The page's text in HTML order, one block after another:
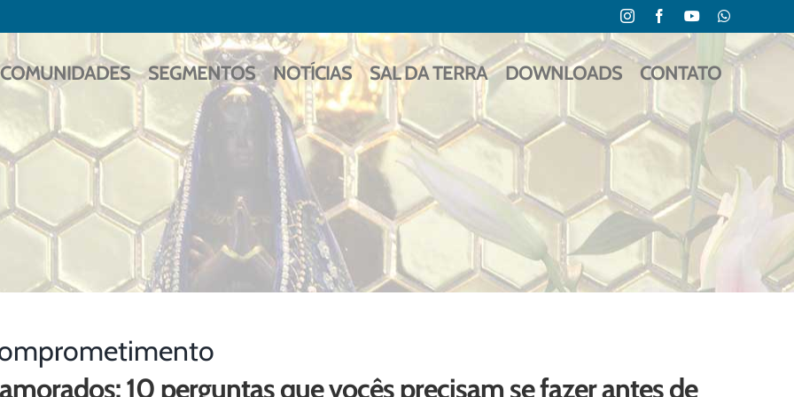
InstagramFacebookYouTubeWhatsApp
COMUNIDADES SEGMENTOS NOTÍCIAS SAL DA TERRA DOWNLOADS CONTATO
10 perguntas que vocês precisam se fazer antes de